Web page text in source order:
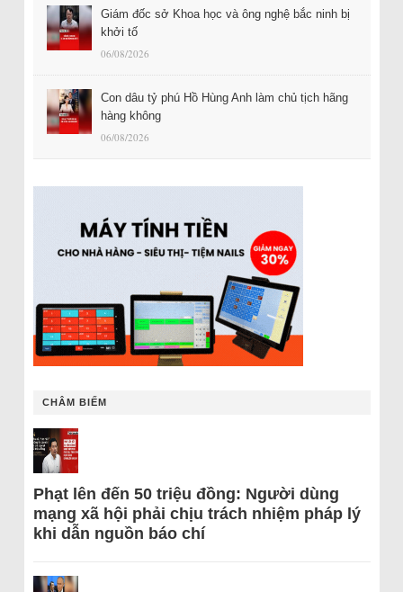
Giám đốc sở Khoa học và ông nghệ bắc ninh bị
khởi tố
06/08/2026
Con dâu tỷ phú Hồ Hùng Anh làm chủ tịch hãng
hàng không
06/08/2026
CHÂM BIẾM
Phạt lên đến 50 triệu đồng: Người dùng
mạng xã hội phải chịu trách nhiệm pháp lý
khi dẫn nguồn báo chí